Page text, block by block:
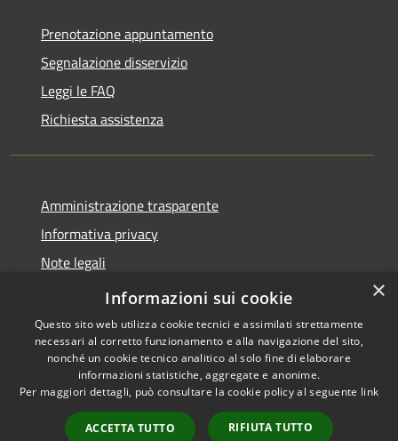
Prenotazione appuntamento
Segnalazione disservizio
Leggi le FAQ
Richiesta assistenza
Amministrazione trasparente
Informativa privacy
Note legali
Dichiarazione di accessibilità
Accessibilità
Copyright © 2026 • Comune di
San Martino Valle Caudina •
Powered byMunicipium
×
Informazioni sui cookie
Questo sito web utilizza cookie tecnici e assimilati strettamente
necessari al corretto funzionamento e alla navigazione del sito,
nonché un cookie tecnico analitico al solo fine di elaborare
informazioni statistiche, aggregate e anonime.
Per maggiori dettagli, può consultare la cookie policy al seguente link
ACCETTA TUTTO RIFIUTA TUTTO